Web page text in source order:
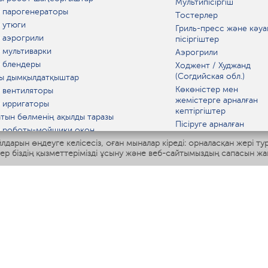
өңдеуге келісесіз, оған мыналар кіреді: орналасқан жері
біздің қызметтерімізді ұсыну және веб-сайтымыздың сапасын
дымқылдатқыштар
бөлменің ақылды таразы
роботы-мойщики окон
мультипісіргіш
IQ Home
Мультипісіргіш
Тостерлер
Гриль-пресс және
пісіргіштер
Аэрогрили
Ходжент / Худжанд
(Согдийская обл.)
Көкөністер мен
жемістерге арналған
кептіргіштер
Пісіруге арналған
аспаптар
Асүй таразылары